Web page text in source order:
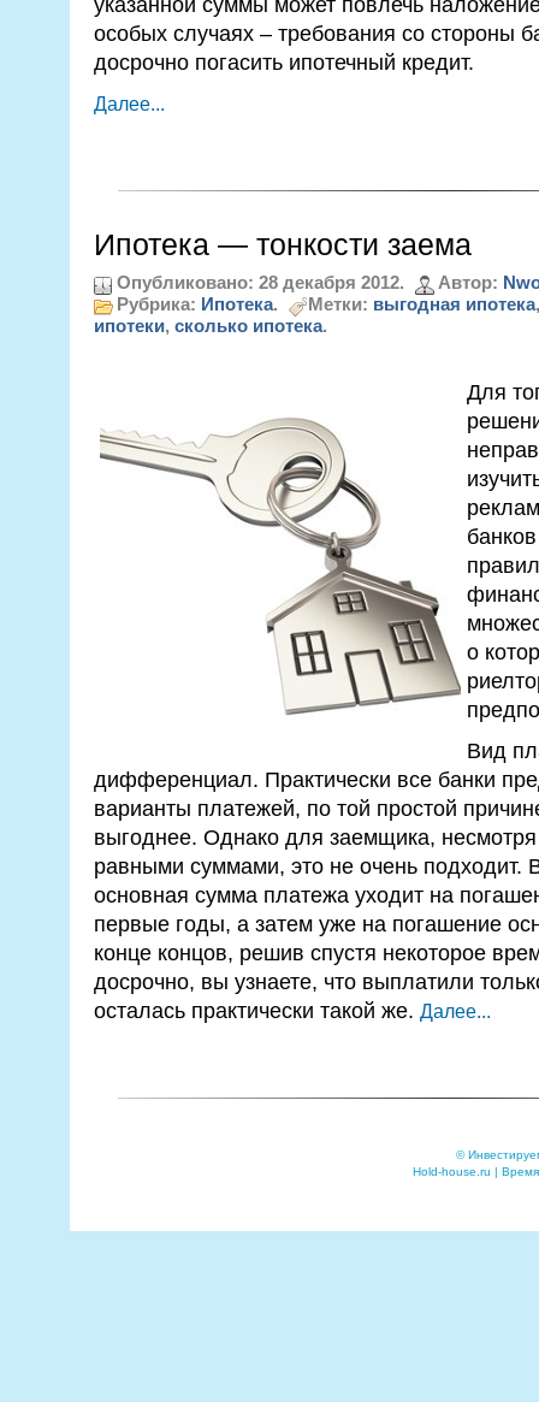
указанной суммы может повлечь
особых случаях – требования со стороны
досрочно погасить ипотечный кредит.
Далее...
Ипотека — тонкости заема
Опубликовано: 28 декабря 2012. Автор:
Рубрика: Ипотека. Метки: выгодная ипотека
ипотеки, сколько ипотека.
Для
о
Вид
дифференциал. Практически все банки
варианты платежей, по той простой
выгоднее. Однако для заемщика,
равными суммами, это не очень подходит.
основная сумма платежа уходит на
первые годы, а затем уже на погашение
конце концов, решив спустя некоторое
досрочно, вы узнаете, что выплатили
осталась практически такой же. Далее...
©
Hold-house.ru |